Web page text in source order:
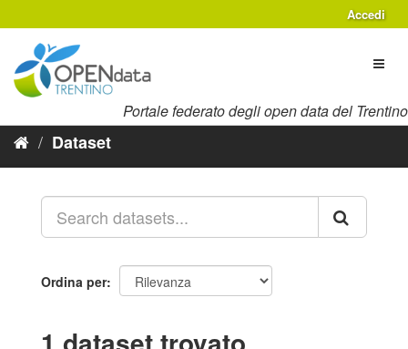
al
contenuto
Accedi
Portale federato degli open data del Trentino
Dataset
Ordina per